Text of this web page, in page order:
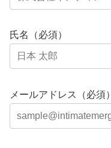
氏名（必須）
メールアドレス（必須）